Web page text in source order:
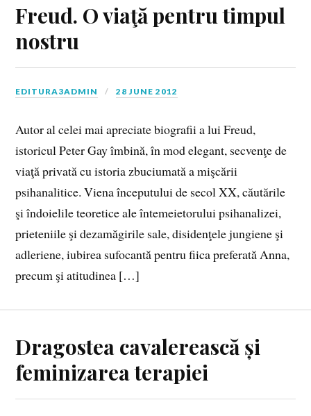
Freud. O viaţă pentru timpul
nostru
EDITURA3ADMIN 28 JUNE 2012
Autor al celei mai apreciate biografii a lui Freud,
istoricul Peter Gay îmbină, în mod elegant, secvenţe de
viaţă privată cu istoria zbuciumată a mişcării
psihanalitice. Viena începutului de secol XX, căutările
şi îndoielile teoretice ale întemeietorului psihanalizei,
prieteniile şi dezamăgirile sale, disidenţele jungiene şi
adleriene, iubirea sufocantă pentru fiica preferată Anna,
precum şi atitudinea […]
Dragostea cavalerească și
feminizarea terapiei